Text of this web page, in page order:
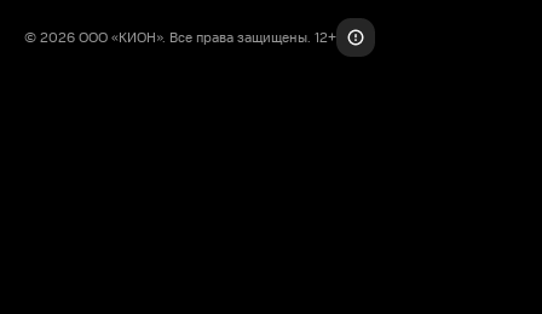
© 2026 ООО «КИОН». Все права защищены. 12+